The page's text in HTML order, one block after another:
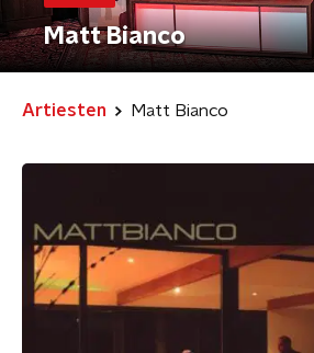
Matt Bianco
Artiesten Matt Bianco